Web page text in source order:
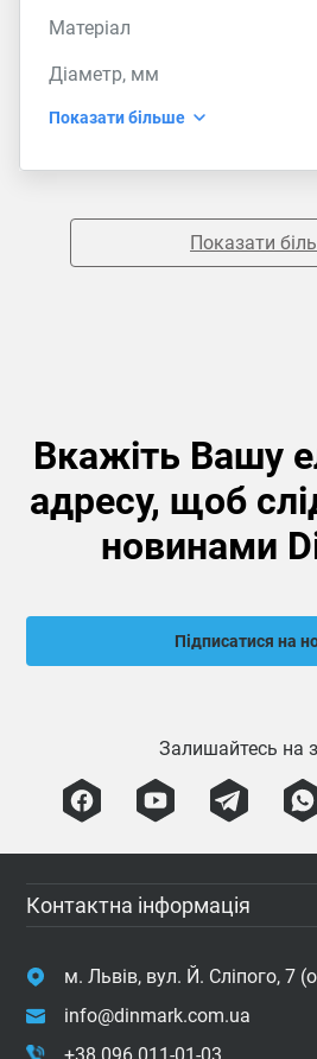
Матеріал
Діаметр, мм
Показати більше
Показати
Вкажіть Вашу
адресу, щоб
новинами
Підписатися на
Залишайтесь на
Контактна інформація
м. Львів, вул. Й. Сліпого, 7
info@dinmark.com.ua